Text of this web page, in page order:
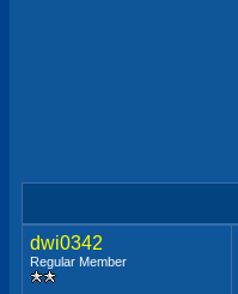
dwi0342
Regular Member